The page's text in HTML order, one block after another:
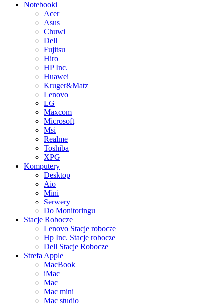
Notebooki
Acer
Asus
Chuwi
Dell
Fujitsu
Hiro
HP Inc.
Huawei
Kruger&Matz
Lenovo
LG
Maxcom
Microsoft
Msi
Realme
Toshiba
XPG
Komputery
Desktop
Aio
Mini
Serwery
Do Monitoringu
Stacje Robocze
Lenovo Stacje robocze
Hp Inc. Stacje robocze
Dell Stacje Robocze
Strefa Apple
MacBook
iMac
Mac
Mac mini
Mac studio